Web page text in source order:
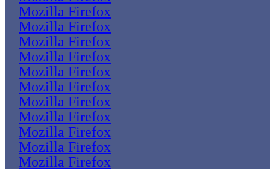
Mozilla Firefox
Mozilla Firefox
Mozilla Firefox
Mozilla Firefox
Mozilla Firefox
Mozilla Firefox
Mozilla Firefox
Mozilla Firefox
Mozilla Firefox
Mozilla Firefox
Mozilla Firefox